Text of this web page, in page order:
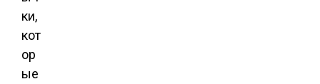
ки,
кот
ор
ые